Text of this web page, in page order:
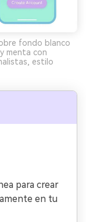
fondo blanco
menta con
estilo
para crear
en tu